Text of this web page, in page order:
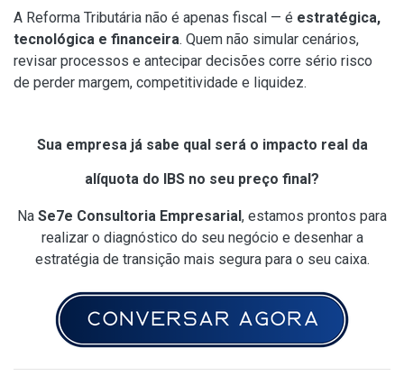
A Reforma Tributária não é apenas fiscal — é estratégica,
tecnológica e financeira. Quem não simular cenários,
revisar processos e antecipar decisões corre sério risco
de perder margem, competitividade e liquidez.
Sua empresa já sabe qual será o impacto real da
alíquota do IBS no seu preço final?
Na Se7e Consultoria Empresarial , estamos prontos para
realizar o diagnóstico do seu negócio e desenhar a
estratégia de transição mais segura para o seu caixa.